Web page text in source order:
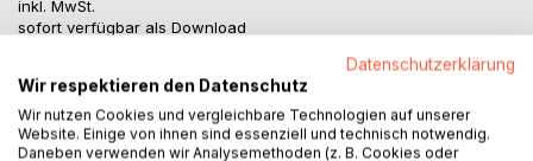
inkl. MwSt.
sofort verfügbar als Download
IN DEN WARENKORB
Datenschutzerklärung
Wir respektieren den Datenschutz
Wir nutzen Cookies und vergleichbare Technologien auf unserer
Website. Einige von ihnen sind essenziell und technisch notwendig.
Daneben verwenden wir Analysemethoden (z. B. Cookies oder